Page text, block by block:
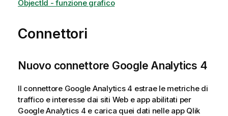
ObjectId - funzione grafico
Connettori
Nuovo connettore Google Analytics 4
Il connettore Google Analytics 4 estrae le metriche di
traffico e interesse dai siti Web e app abilitati per
Google Analytics 4 e carica quei dati nelle app Qlik